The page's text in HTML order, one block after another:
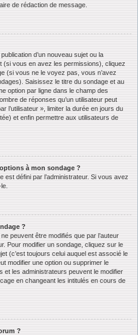
de rédaction de message.
d’un nouveau sujet ou la
(si vous en avez les permissions), cliquez
(si vous ne le voyez pas, vous n’avez
Saisissez le titre du sondage et au
option par ligne dans le champ des
de réponses qu’un utilisateur peut
l’utilisateur », limiter la durée en jours du
et enfin permettre aux utilisateurs de
à mon sondage ?
est défini par l’administrateur. Si vous avez
?
peuvent être modifiés que par l’auteur
Pour modifier un sondage, cliquez sur le
(c’est toujours celui auquel est associé le
modifier une option ou supprimer le
et les administrateurs peuvent le modifier
en changeant les intitulés en cours de
?